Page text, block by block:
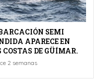
SEMI
APARECE EN
COSTAS DE GÜÍMAR.
2 semanas